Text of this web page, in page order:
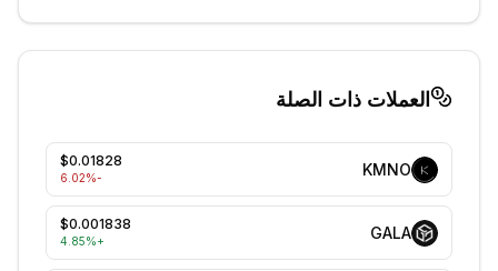
العملات ذات الصلة
KMNO
$0.01828
-6.02
%
GALA
$0.001838
+
4.85%